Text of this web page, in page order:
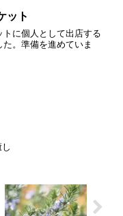
ット
トに個人として出店する
た。準備を進めていま